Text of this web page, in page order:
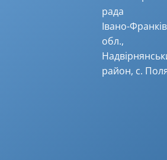
рада
Івано-
обл.,
район, с.